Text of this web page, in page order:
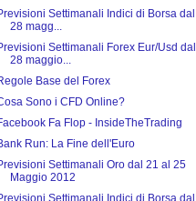
Settimanali Indici di Borsa dal
28 magg...
Settimanali Forex Eur/Usd dal
28 maggio...
Base del Forex
Sono i CFD Online?
Fa Flop - InsideTheTrading
Run: La Fine dell'Euro
Settimanali Oro dal 21 al 25
Maggio 2012
Settimanali Indici di Borsa dal